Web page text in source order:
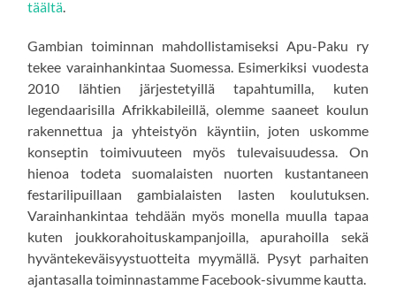
täältä.
Gambian toiminnan mahdollistamiseksi Apu-Paku ry
tekee varainhankintaa Suomessa. Esimerkiksi vuodesta
2010 lähtien järjestetyillä tapahtumilla, kuten
legendaarisilla Afrikkabileillä, olemme saaneet koulun
rakennettua ja yhteistyön käyntiin, joten uskomme
konseptin toimivuuteen myös tulevaisuudessa. On
hienoa todeta suomalaisten nuorten kustantaneen
festarilipuillaan gambialaisten lasten koulutuksen.
Varainhankintaa tehdään myös monella muulla tapaa
kuten joukkorahoituskampanjoilla, apurahoilla sekä
hyväntekeväisyystuotteita myymällä. Pysyt parhaiten
ajantasalla toiminnastamme Facebook-sivumme kautta.